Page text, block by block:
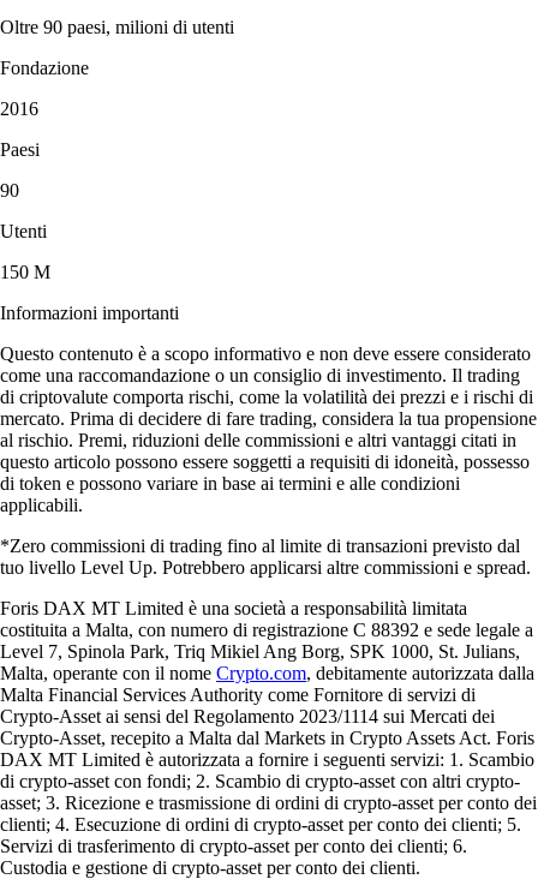
Oltre 90 paesi, milioni di utenti
Fondazione
2016
Paesi
90
Utenti
150 M
Informazioni importanti
Questo contenuto è a scopo informativo e non deve essere considerato
come una raccomandazione o un consiglio di investimento. Il trading
di criptovalute comporta rischi, come la volatilità dei prezzi e i rischi di
mercato. Prima di decidere di fare trading, considera la tua propensione
al rischio. Premi, riduzioni delle commissioni e altri vantaggi citati in
questo articolo possono essere soggetti a requisiti di idoneità, possesso
di token e possono variare in base ai termini e alle condizioni
applicabili.
*Zero commissioni di trading fino al limite di transazioni previsto dal
tuo livello Level Up. Potrebbero applicarsi altre commissioni e spread.
Foris DAX MT Limited è una società a responsabilità limitata
costituita a Malta, con numero di registrazione C 88392 e sede legale a
Level 7, Spinola Park, Triq Mikiel Ang Borg, SPK 1000, St. Julians,
Malta, operante con il nome Crypto.com, debitamente autorizzata dalla
Malta Financial Services Authority come Fornitore di servizi di
Crypto-Asset ai sensi del Regolamento 2023/1114 sui Mercati dei
Crypto-Asset, recepito a Malta dal Markets in Crypto Assets Act. Foris
DAX MT Limited è autorizzata a fornire i seguenti servizi: 1. Scambio
di crypto-asset con fondi; 2. Scambio di crypto-asset con altri crypto-
asset; 3. Ricezione e trasmissione di ordini di crypto-asset per conto dei
clienti; 4. Esecuzione di ordini di crypto-asset per conto dei clienti; 5.
Servizi di trasferimento di crypto-asset per conto dei clienti; 6.
Custodia e gestione di crypto-asset per conto dei clienti.